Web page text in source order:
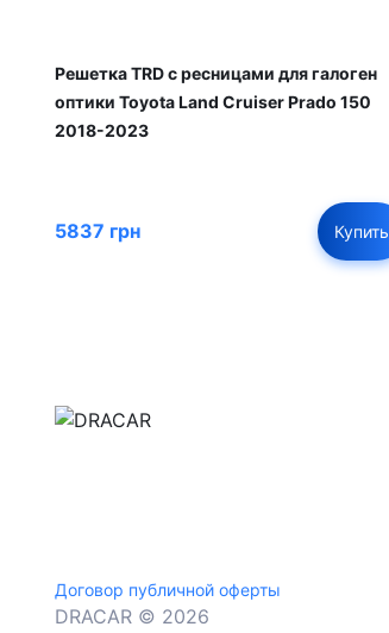
Решетка TRD с ресницами для галоген
оптики Toyota Land Cruiser Prado 150
2018-2023
5837 грн Купить
Договор публичной оферты
DRACAR © 2026